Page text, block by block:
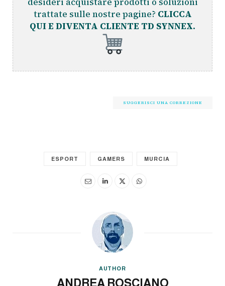
trattate sulle nostre pagine? CLICCA
QUI E DIVENTA CLIENTE TD SYNNEX.
SUGGERISCI UNA CORREZIONE
ESPORT GAMERS MURCIA
AUTHOR
ANDREA ROSCIANO